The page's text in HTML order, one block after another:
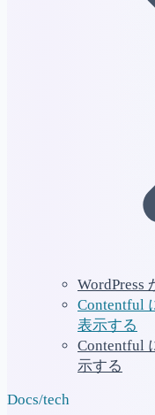
WordPress
Contentful
表示する
Contentful
示する
Docs/tech